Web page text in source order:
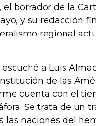
el borrador de la
y su redacción
regional
a Luis
de las
cuenta con el
Se trata de un
naciones del